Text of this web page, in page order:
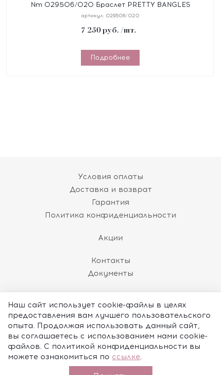
Nm 029506/020 Браслет PRETTY BANGLES
размер 19 см, сталь, цирконы белые, покрытие
артикул: 029506/020
7 250 руб. /шт.
Подробнее
Условия оплаты
Доставка и возврат
Гарантия
Политика конфиденциальности
Акции
Контакты
Документы
(пн-пт 10:00 до 18:00 МСК)
ЗАКАЗАТЬ ЗВОНОК
shop@nomination.ru
Наш сайт использует cookie-файлы в целях
предоставления вам лучшего пользовательского
опыта. Продолжая использовать данный сайт,
вы соглашаетесь с использованием нами cookie-
файлов. С политикой конфиденциальности вы
можете ознакомиться по ссылке.